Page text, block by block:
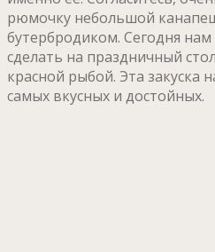
рюмочку небольшой
бутербродиком. Сегодня
сделать на праздничный
красной рыбой. Эта закуска
самых вкусных и достойных.